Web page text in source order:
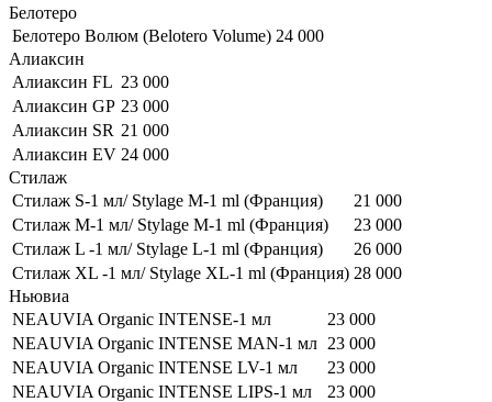
Белотеро
Белотеро Волюм (Belotero Volume) 24 000
Алиаксин
Алиаксин FL 23 000
Алиаксин GP 23 000
Алиаксин SR 21 000
Алиаксин EV 24 000
Стилаж
Стилаж S-1 мл/ Stylage M-1 ml (Франция)
21 000
Стилаж M-1 мл/ Stylage M-1 ml (Франция)
23 000
Стилаж L -1 мл/ Stylage L-1 ml (Франция)
26 000
Стилаж XL -1 мл/ Stylage XL-1 ml (Франция) 28 000
Ньювиа
NEAUVIA Organic INTENSE-1 мл
23 000
NEAUVIA Organic INTENSE MAN-1 мл 23 000
NEAUVIA Organic INTENSE LV-1 мл
23 000
NEAUVIA Organic INTENSE LIPS-1 мл
23 000